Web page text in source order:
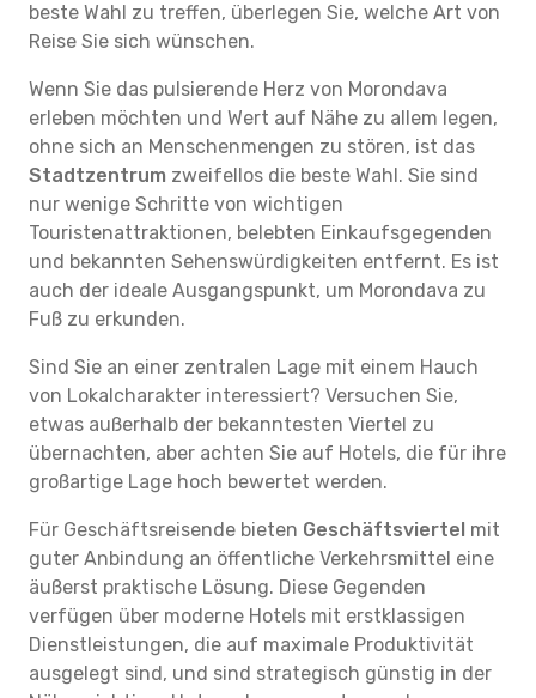
beste Wahl zu treffen, überlegen Sie, welche Art von
Reise Sie sich wünschen.
Wenn Sie das pulsierende Herz von Morondava
erleben möchten und Wert auf Nähe zu allem legen,
ohne sich an Menschenmengen zu stören, ist das
Stadtzentrum zweifellos die beste Wahl. Sie sind
nur wenige Schritte von wichtigen
Touristenattraktionen, belebten Einkaufsgegenden
und bekannten Sehenswürdigkeiten entfernt. Es ist
auch der ideale Ausgangspunkt, um Morondava zu
Fuß zu erkunden.
Sind Sie an einer zentralen Lage mit einem Hauch
von Lokalcharakter interessiert? Versuchen Sie,
etwas außerhalb der bekanntesten Viertel zu
übernachten, aber achten Sie auf Hotels, die für ihre
großartige Lage hoch bewertet werden.
Für Geschäftsreisende bieten Geschäftsviertel mit
guter Anbindung an öffentliche Verkehrsmittel eine
äußerst praktische Lösung. Diese Gegenden
verfügen über moderne Hotels mit erstklassigen
Dienstleistungen, die auf maximale Produktivität
ausgelegt sind, und sind strategisch günstig in der